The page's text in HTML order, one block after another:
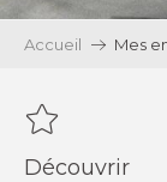
Accueil Mes
Découvrir